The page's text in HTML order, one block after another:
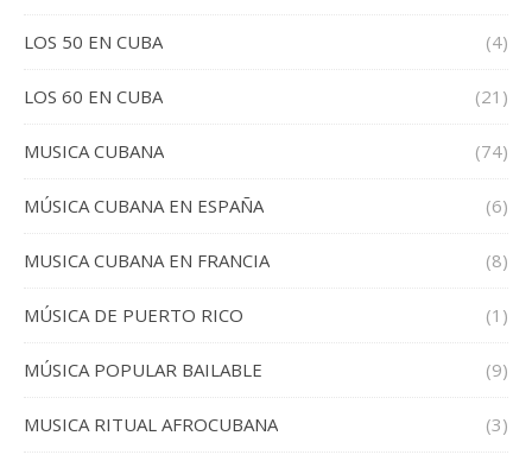
LOS 50 EN CUBA (4)
LOS 60 EN CUBA (21)
MUSICA CUBANA (74)
MÚSICA CUBANA EN ESPAÑA (6)
MUSICA CUBANA EN FRANCIA (8)
MÚSICA DE PUERTO RICO (1)
MÚSICA POPULAR BAILABLE (9)
MUSICA RITUAL AFROCUBANA (3)